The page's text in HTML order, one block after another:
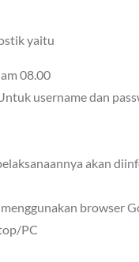
yaitu
08.00
username dan
akan
menggunakan browser
PC